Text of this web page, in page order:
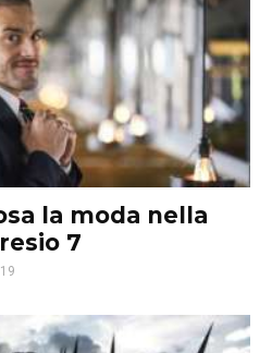
la moda nella
7